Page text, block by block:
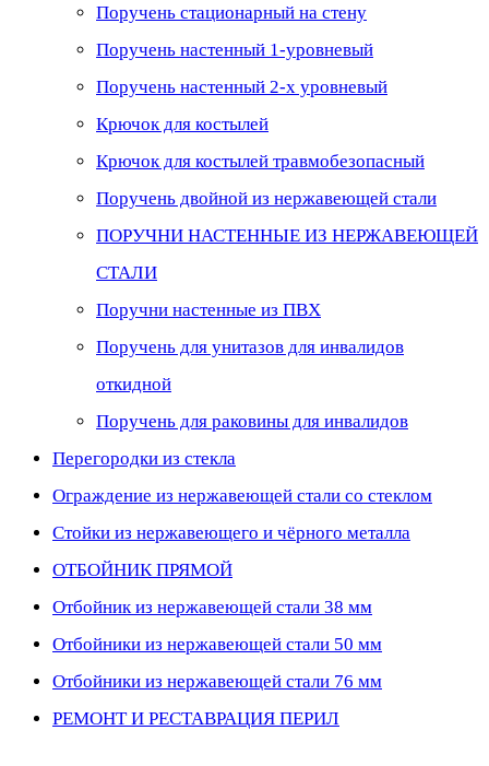
Поручень стационарный на стену
Поручень настенный 1-уровневый
Поручень настенный 2-х уровневый
Крючок для костылей
Крючок для костылей травмобезопасный
Поручень двойной из нержавеющей стали
ПОРУЧНИ НАСТЕННЫЕ ИЗ НЕРЖАВЕЮЩЕЙ
СТАЛИ
Поручни настенные из ПВХ
Поручень для унитазов для инвалидов
откидной
Поручень для раковины для инвалидов
Перегородки из стекла
Ограждение из нержавеющей стали со стеклом
Стойки из нержавеющего и чёрного металла
ОТБОЙНИК ПРЯМОЙ
Отбойник из нержавеющей стали 38 мм
Отбойники из нержавеющей стали 50 мм
Отбойники из нержавеющей стали 76 мм
РЕМОНТ И РЕСТАВРАЦИЯ ПЕРИЛ